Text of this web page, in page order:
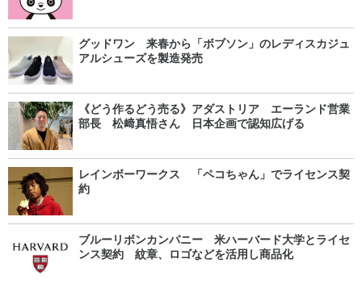
グッドワン 来春から「ボブソン」のレディスカジュ
アルシューズを製造発売
《どう作るどう売る》アダストリア エーランド営業
部長 松﨑真悟さん 日本企画で認知広げる
レインボーワークス 「ペコちゃん」でライセンス契
約
ブルーリボンカンパニー 米ハーバード大学とライセ
ンス契約 紋章、ロゴなどを活用し商品化